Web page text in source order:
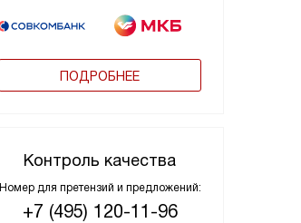
ПОДРОБНЕЕ
Контроль качества
Номер для претензий и предложений:
+7 (495) 120-11-96